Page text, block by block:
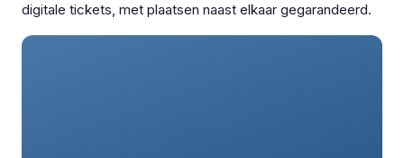
digitale tickets, met plaatsen naast elkaar gegarandeerd.